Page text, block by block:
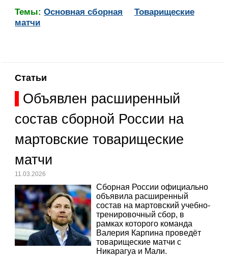
Темы:Основная сборная
Товарищеские
матчи
Статьи
Объявлен расширенный
состав сборной России на
мартовские товарищеские
матчи
11.03.2026
Сборная России официально
объявила расширенный
состав на мартовский учебно-
тренировочный сбор, в
рамках которого команда
Валерия Карпина проведёт
товарищеские матчи с
Никарагуа и Мали.